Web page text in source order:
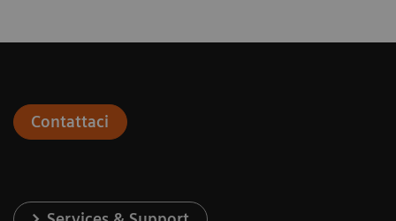
Contattaci